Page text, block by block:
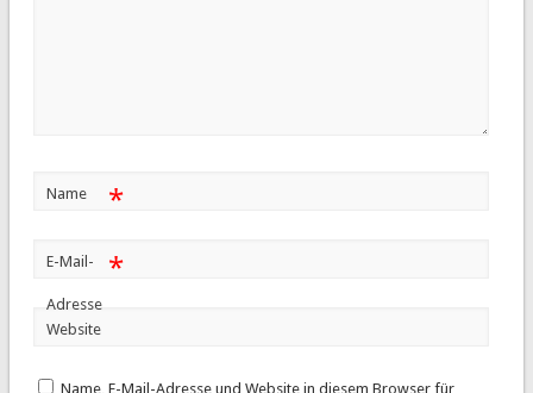
Name *
E-Mail-
Adresse
*
Website
Name, E-Mail-Adresse und Website in diesem Browser für